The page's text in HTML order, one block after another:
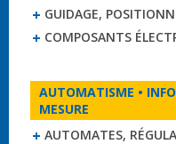
GUIDAGE,
COMPOSANTS
AUTOMATISME •
MESURE
AUTOMATES,